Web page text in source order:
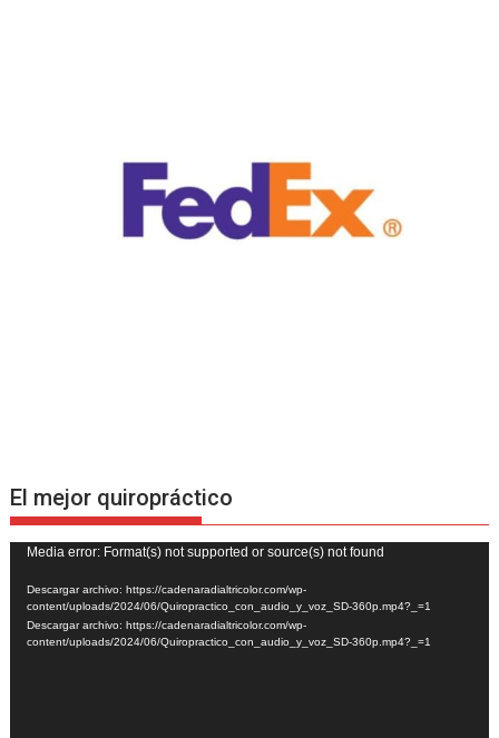
El mejor quiropráctico
Reproductor
de
vídeo
Media error: Format(s) not supported or source(s) not found
Descargar archivo: https://cadenaradialtricolor.com/wp-
content/uploads/2024/06/Quiropractico_con_audio_y_voz_SD-360p.mp4?_=1
Descargar archivo: https://cadenaradialtricolor.com/wp-
content/uploads/2024/06/Quiropractico_con_audio_y_voz_SD-360p.mp4?_=1